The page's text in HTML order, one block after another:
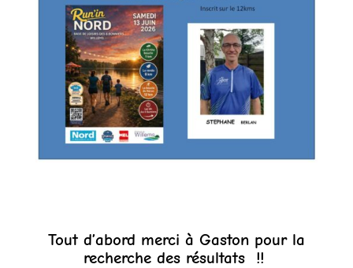
Tout d’abord merci à Gaston pour la
recherche des résultats !!